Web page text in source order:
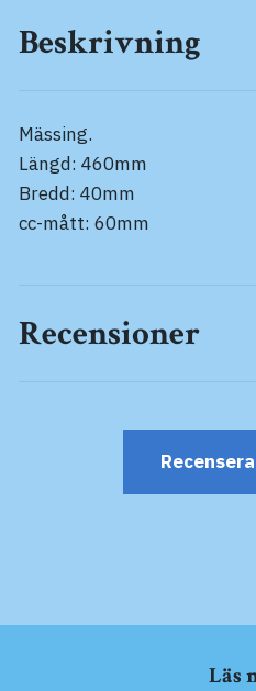
Beskrivning
Mässing.
Längd: 460mm
Bredd: 40mm
cc-mått: 60mm
Recensioner
Läs